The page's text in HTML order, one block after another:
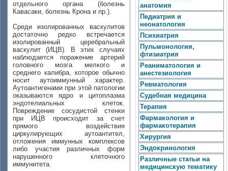
отдельного органа (болезнь
Кавасаки, болезнь Крона и пр.).
Среди изолированных васкулитов
достаточно редко встречается
изолированный церебральный
васкулит (ИЦВ). В этих случаях
наблюдается поражение артерий
головного мозга мелкого и
среднего калибра, которое обычно
носит аутоиммунный характер.
Аутоантигенами при этой патологии
оказываются ядро и цитоплазма
эндотелиальных клеток.
Повреждение сосудистой стенки
при ИЦВ происходит за счет
прямого воздействия
циркулирующих аутоантител,
отложения иммунных комплексов
либо участия различных форм
нарушенного клеточного
иммунитета.
анатомия
Педиатрия и
неонатология
Психиатрия
Пульмонология,
фтизиатрия
Реаниматология и
анестезиология
Ревматология
Судебная медицина
Терапия
Фармакология и
фармакотерапия
Хирургия
Эндокринология
Различные статьи на
медицинскую тематику